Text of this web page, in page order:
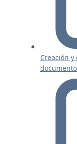
Creación
documento